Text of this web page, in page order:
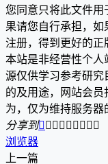
您同意只将此文件用
果请您自行承担，
注册，得到更好的正
本站是非经营性个人
源仅供学习参考研究
的及用途，网站会
为，仅为维持服务器
分享到        
浏览器
上一篇